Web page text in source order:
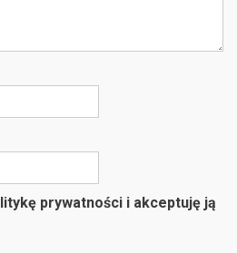
prywatności i akceptuję ją